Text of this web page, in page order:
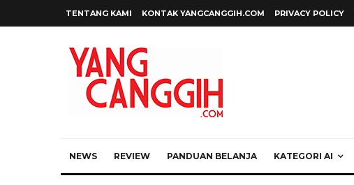
TENTANG KAMI KONTAK YANGCANGGIH.COM PRIVACY POLICY
NEWS REVIEW PANDUAN BELANJA KATEGORI AI